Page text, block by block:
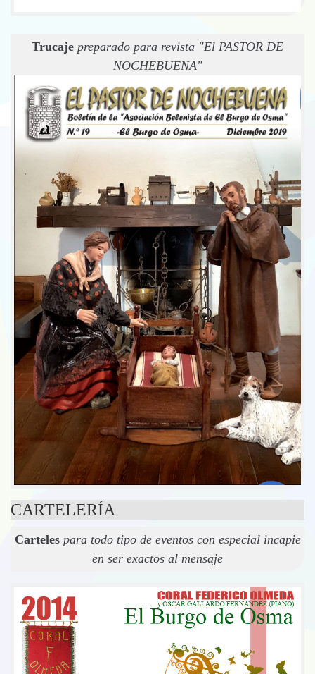
Trucaje preparado para revista "El PASTOR DE
NOCHEBUENA"
CARTELERÍA
Cartelespara todo tipo de eventos con especial incapie
en ser exactos al mensaje